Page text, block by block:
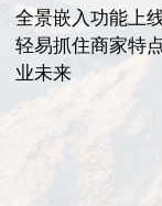
全景嵌入功能上
轻易抓住商家特
业未来